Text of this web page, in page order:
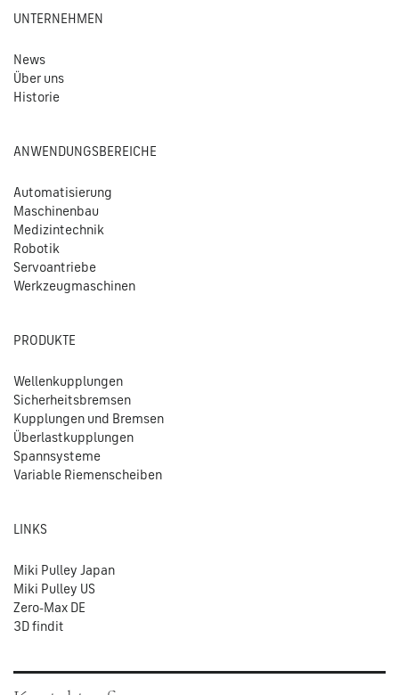
UNTERNEHMEN
News
Über uns
Historie
ANWENDUNGSBEREICHE
Automatisierung
Maschinenbau
Medizintechnik
Robotik
Servoantriebe
Werkzeugmaschinen
PRODUKTE
Wellenkupplungen
Sicherheitsbremsen
Kupplungen und Bremsen
Überlastkupplungen
Spannsysteme
Variable Riemenscheiben
LINKS
Miki Pulley Japan
Miki Pulley US
Zero-Max DE
3D findit